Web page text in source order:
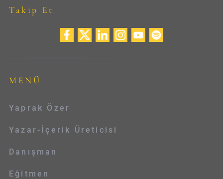
Takip Et
MENÜ
Yaprak Özer
Yazar-İçerik Üreticisi
Danışman
Eğitmen